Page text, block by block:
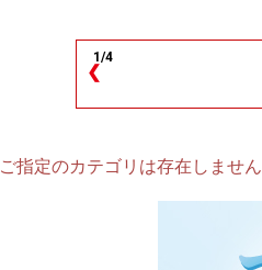
1/4
❮
ご指定のカテゴリは存在しません